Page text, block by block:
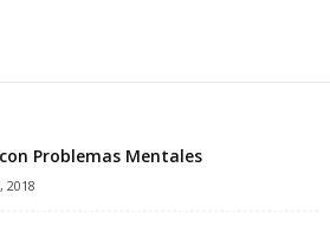
Problemas Mentales
2018